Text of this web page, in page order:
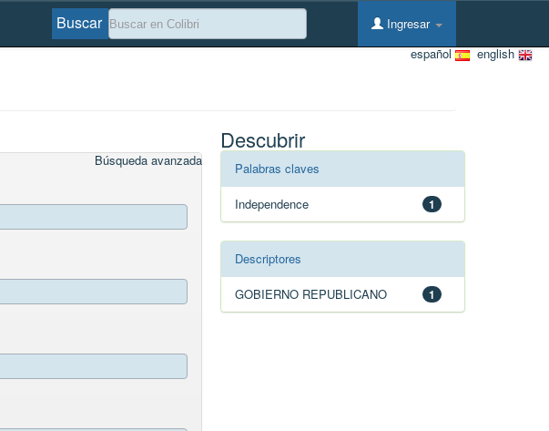
Ingresar
Buscar
english
español
Búsqueda avanzada
Descubrir
Palabras claves
1
Independence
Descriptores
1
GOBIERNO REPUBLICANO